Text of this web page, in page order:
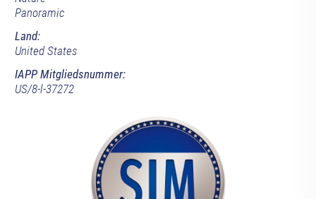
Panoramic
Land:
United States
IAPP Mitgliedsnummer:
US/8-l-37272